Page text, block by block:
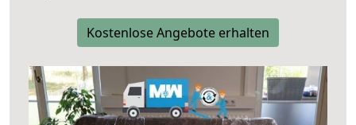
Kostenlose Angebote erhalten